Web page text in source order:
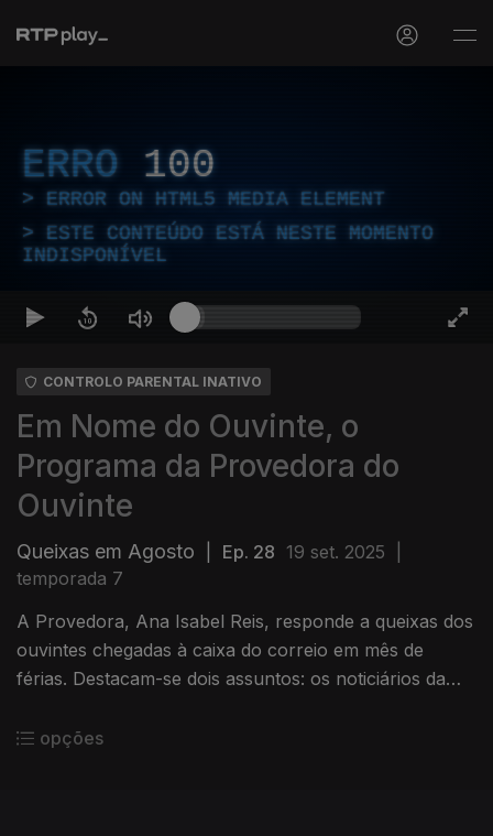
ERRO 100
ERROR ON HTML5 MEDIA ELEMENT
ESTE CONTEÚDO ESTÁ NESTE MOMENTO
INDISPONÍVEL
CONTROLO PARENTAL INATIVO
Em Nome do Ouvinte, o
Programa da Provedora do
Ouvinte
Queixas em Agosto Ep. 28 19 set. 2025
temporada 7
A Provedora, Ana Isabel Reis, responde a queixas dos
ouvintes chegadas à caixa do correio em mês de
férias. Destacam-se dois assuntos: os noticiários da
opções